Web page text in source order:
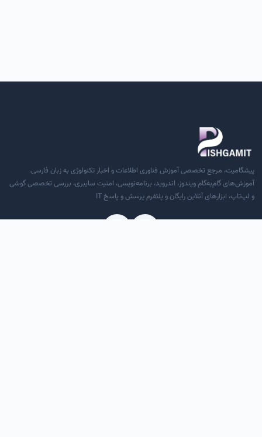
پیشگامیت، مرجع تخصصی آموزش فناوری اطلاعات و اخبار تکنولوژی به زبان فارسی.
آموزش‌های گام‌به‌گام ویندوز، اندروید، برنامه‌نویسی، امنیت سایبری، بررسی تخصصی گوشی
و لپ‌تاپ، ابزارهای آنلاین رایگان و پلتفرم پرسش و پاسخ IT